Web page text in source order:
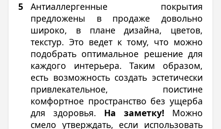
Антиаллергенные покрытия
предложены в продаже довольно
широко, в плане дизайна, цветов,
текстур. Это ведет к тому, что можно
подобрать оптимальное решение для
каждого интерьера. Таким образом,
есть возможность создать эстетически
привлекательное, поистине
комфортное пространство без ущерба
для здоровья. На заметку! Можно
смело утверждать, если использовать